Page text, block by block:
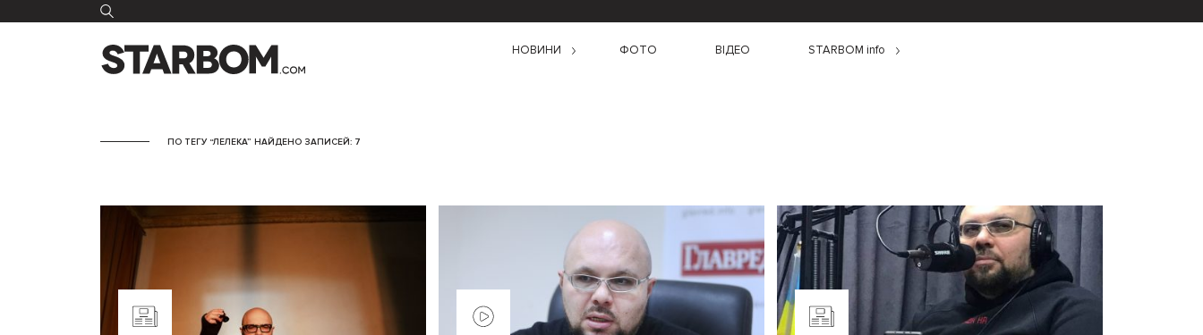
НОВИНИ ФОТО ВІДЕО STARBOM info
ПО ТЕГУ “ЛЕЛЕКА” НАЙДЕНО ЗАПИСЕЙ: 7